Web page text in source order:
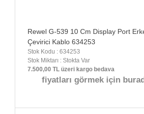
Rewel G-539 10 Cm Display Port
Çevirici Kablo 634253
Stok Kodu : 634253
Stok Miktarı : Stokta Var
7.500,00 TL üzeri kargo bedava
fiyatları görmek için